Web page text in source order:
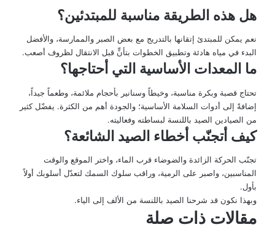
هل هذه الطريقة مناسبة للمبتدئين؟
نعم يمكن للمبتدئ إتقانها بالتدريج مع بعض الصبر والممارسة، والأفضل
البدء في مياه هادئة وتطبيق الخطوات بتأنٍّ قبل الانتقال لظروف أصعب.
ما المعدات الأساسية التي أحتاجها؟
تحتاج قصبة وبكرة مناسبة، وخيطاً وسنانير بأحجام ملائمة، وطعماً جيداً،
إضافةً إلى أدوات السلامة الأساسية؛ والجودة أهم من الكثرة. يفضّل كثير
من الصيادين الصيد باللنسة لبساطته وفعاليته.
كيف أتجنّب أخطاء الصيد الشائعة؟
تجنّب الحركة الزائدة والضوضاء قرب الماء، واختر الموقع والوقت
المناسبين، واصبر على الرمية، وراقب سلوك السمك لتعدّل أسلوبك أولاً
بأول.
وبهذا نكون قد شرحنا الصيد باللنسة من الألف إلى الياء.
مقالات ذات صلة